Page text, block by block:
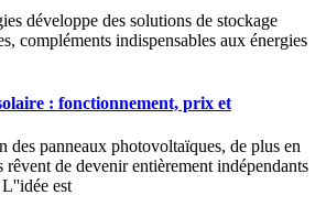
développe des solutions de stockage
compléments indispensables aux énergies
: fonctionnement, prix et
des panneaux photovoltaïques, de plus en
rêvent de devenir entièrement indépendants
est